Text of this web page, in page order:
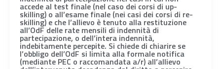
accede al test finale (nel caso dei corsi di up-
skilling) o all’esame finale (nei casi dei corsi di re-
skilling) e che l’allievo è tenuto alla restituzione
all’OdF delle rate mensili di indennità di
partecipazione, o dell’intera indennità,
indebitamente percepite. Si chiede di chiarire se
l’obbligo dell’OdF si limita alla formale notifica
(mediante PEC o raccomandata a/r) all’allievo